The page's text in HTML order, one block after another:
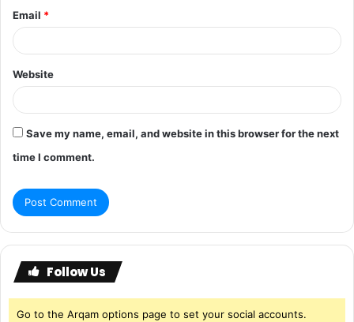
Email *
Website
Save my name, email, and website in this browser for the next
time I comment.
Follow Us
Go to the Arqam options page to set your social accounts.